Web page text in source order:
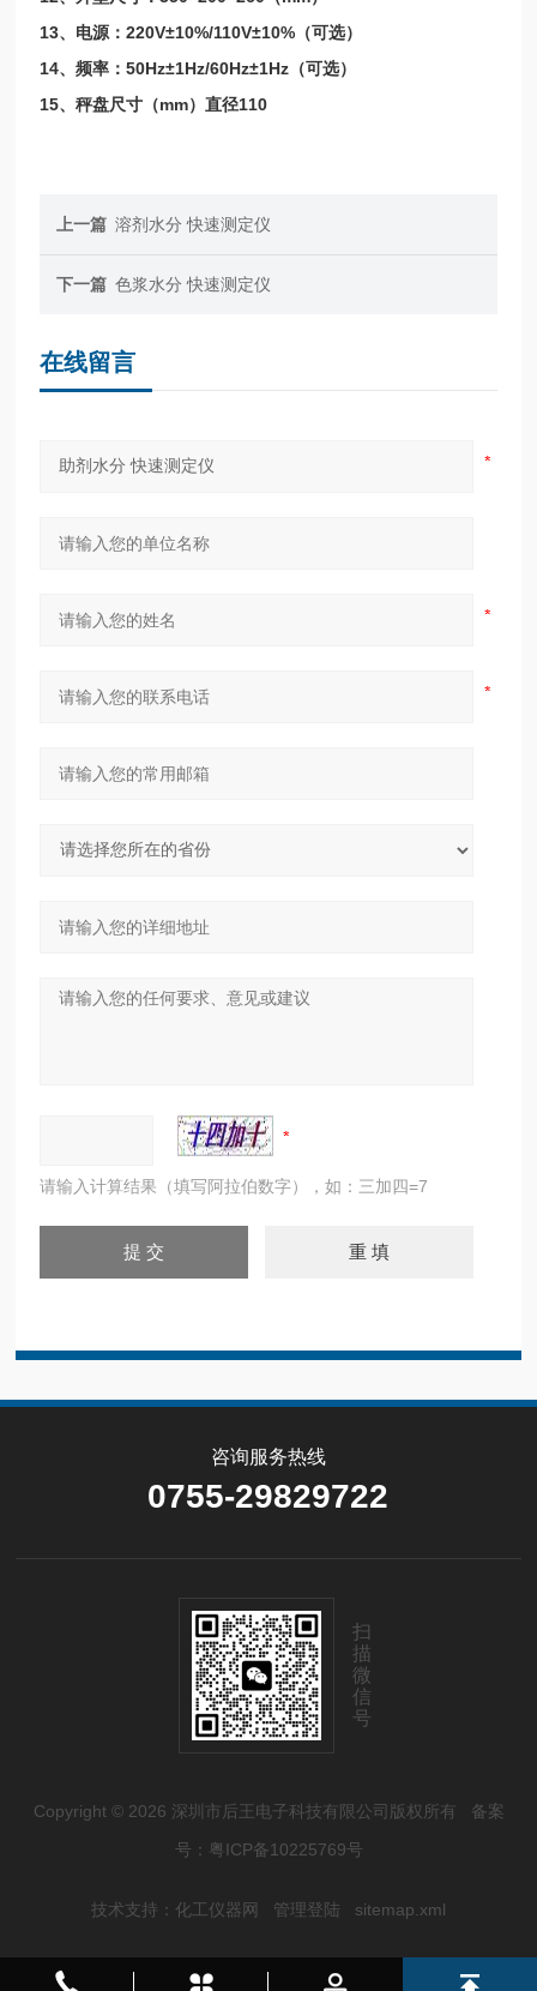
13、电源：220V±10%/110V±10%（可选）
14、频率：50Hz±1Hz/60Hz±1Hz（可选）
15、秤盘尺寸（mm）直径110
上一篇 溶剂水分 快速测定仪
下一篇 色浆水分 快速测定仪
在线留言
请输入计算结果（填写阿拉伯数字），如：三加四=7
咨询服务热线
0755-29829722
扫
描
微
信
号
Copyright © 2026 深圳市后王电子科技有限公司版权所有 备案
号：粤ICP备10225769号
技术支持： 化工仪器网 管理登陆 sitemap.xml